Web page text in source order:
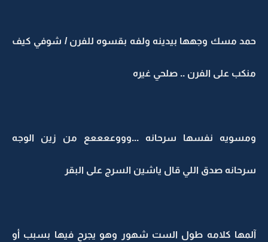
حمد مسك وجهها بيدينه ولفه بقسوه للفرن / شوفي كيف
منكب على الفرن .. صلحي غيره
ومسويه نفسها سرحانه ...وووععععع من زين الوجه
سرحانه صدق اللي قال ياشين السرج على البقر
آلمها كلامه طول الست شهور وهو يجرح فيها بسبب أو